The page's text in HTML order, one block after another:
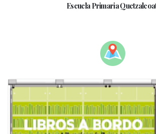
Escuela Primaria